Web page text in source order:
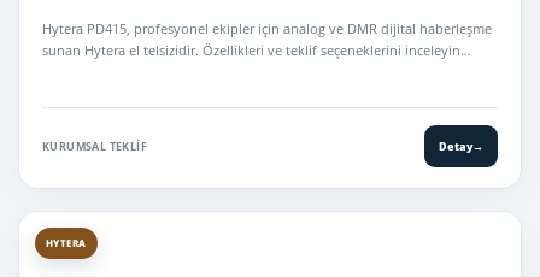
Hytera PD415, profesyonel ekipler için analog ve DMR dijital haberleşme
sunan Hytera el telsizidir. Özellikleri ve teklif seçeneklerini inceleyin…
KURUMSAL TEKLIF Detay→
HYTERA